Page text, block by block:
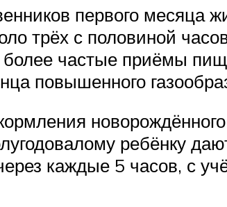
первого месяца
трёх с половиной
частые приёмы
повышенного
ребёнку
каждые 5 часов, с